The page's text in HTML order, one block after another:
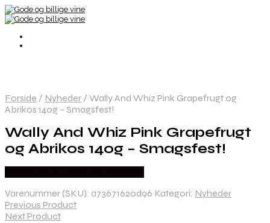
Forside / Nyheder / Wally And Whiz Pink Grapefrugt og
Abrikos 140g – Smagsfest!
Wally And Whiz Pink Grapefrugt
og Abrikos 140g – Smagsfest!
Varenummer (SKU): a73671620d96 Kategori: Nyheder
Previous Product
Next Product